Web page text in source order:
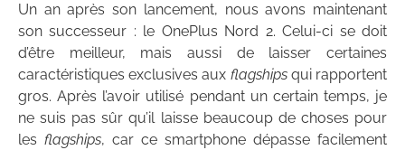
Un an après son lancement, nous avons maintenant
son successeur : le OnePlus Nord 2. Celui-ci se doit
d’être meilleur, mais aussi de laisser certaines
caractéristiques exclusives aux flagshipsqui rapportent
gros. Après l’avoir utilisé pendant un certain temps, je
ne suis pas sûr qu’il laisse beaucoup de choses pour
les flagships, car ce smartphone dépasse facilement